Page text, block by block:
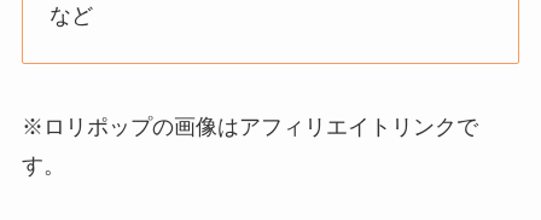
など
※ロリポップの画像はアフィリエイトリンクで
す。